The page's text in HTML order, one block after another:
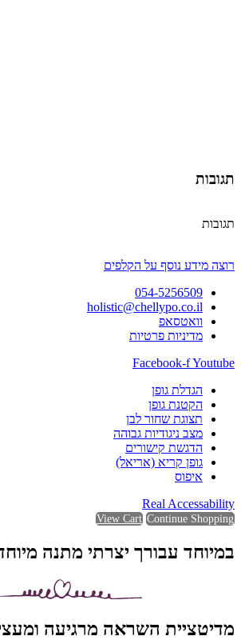
תגובות
תגובות
רוצה מידע נוסף על הקלפים
054-5256509
holistic@chellypo.co.il
וואטסאפ
מדיניות פרטיות
Facebook-fYoutube
הגדלת גופן
הקטנת גופן
תצוגת שחור לבן
מצב ניגודיות גבוהה
הדגשת קישורים
גופן קריא (אריאל)
איפוס
Real Accessability
View Cart Continue Shopping
במיוחד עבורך יצרתי מתנה
מדיטציית השראה מרגיעה